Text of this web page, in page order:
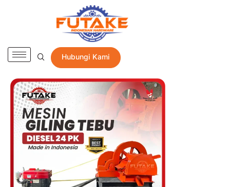
Hubungi Kami